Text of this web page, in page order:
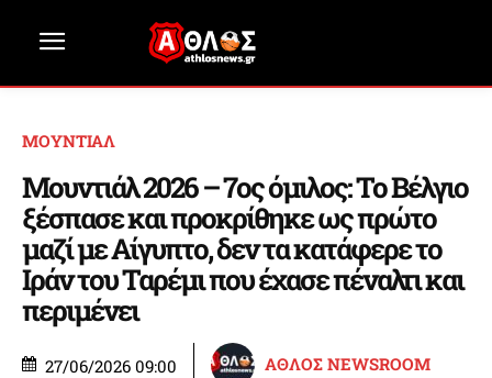
ΜΟΥΝΤΙΑΛ
Μουντιάλ 2026 – 7ος όμιλος: Το Βέλγιο
ξέσπασε και προκρίθηκε ως πρώτο
μαζί με Αίγυπτο, δεν τα κατάφερε το
Ιράν του Ταρέμι που έχασε πέναλτι και
περιμένει
27/06/2026 09:00 ΑΘΛΟΣ NEWSROOM